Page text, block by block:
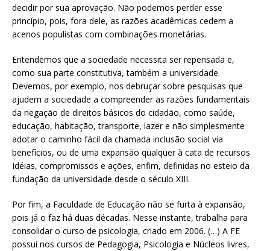
decidir por sua aprovação. Não podemos perder esse
princípio, pois, fora dele, as razões acadêmicas cedem a
acenos populistas com combinações monetárias.
Entendemos que a sociedade necessita ser repensada e,
como sua parte constitutiva, também a universidade.
Devemos, por exemplo, nos debruçar sobre pesquisas que
ajudem a sociedade a compreender as razões fundamentais
da negação de direitos básicos do cidadão, como saúde,
educação, habitação, transporte, lazer e não simplesmente
adotar o caminho fácil da chamada inclusão social via
benefícios, ou de uma expansão qualquer à cata de recursos.
Idéias, compromissos e ações, enfim, definidas no esteio da
fundação da universidade desde o século XIII.
Por fim, a Faculdade de Educação não se furta à expansão,
pois já o faz há duas décadas. Nesse instante, trabalha para
consolidar o curso de psicologia, criado em 2006. (…) A FE
possui nos cursos de Pedagogia, Psicologia e Núcleos livres,